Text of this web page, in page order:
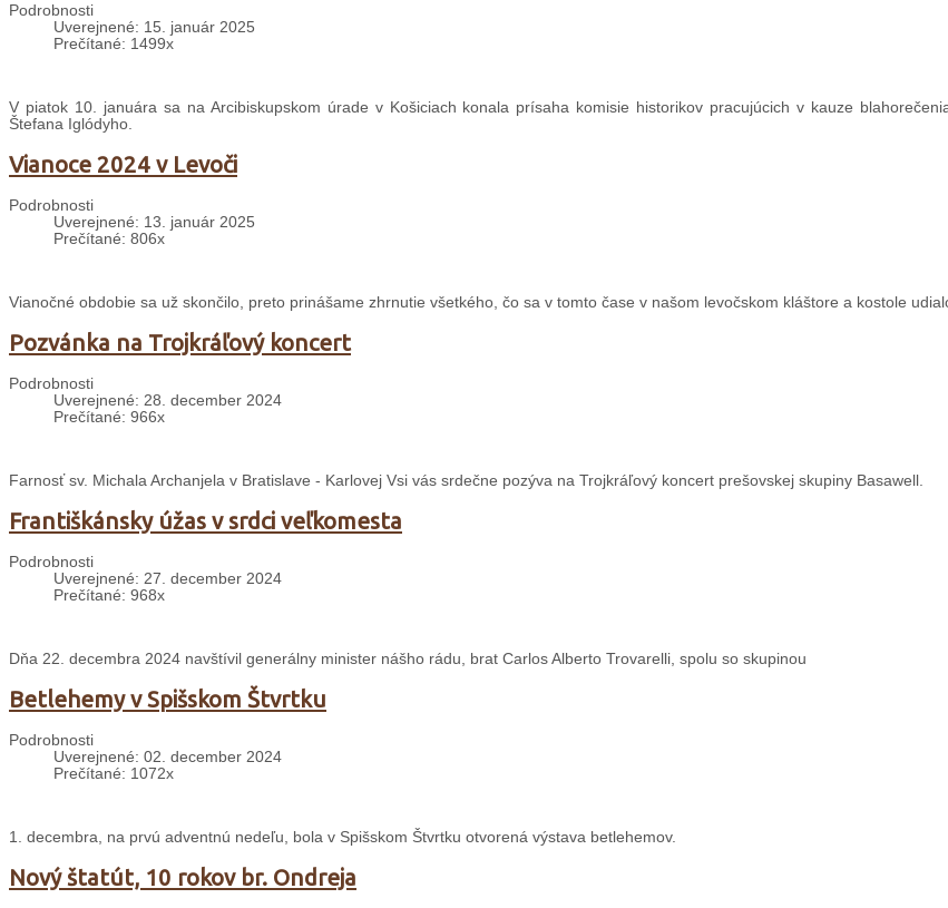
Podrobnosti
Uverejnené: 15. január 2025
Prečítané: 1499x
V piatok 10. januára sa na Arcibiskupskom úrade v Košiciach konala prísaha komisie historikov pracujúcich v kauze
Štefana Iglódyho.
Vianoce 2024 v Levoči
Podrobnosti
Uverejnené: 13. január 2025
Prečítané: 806x
Vianočné obdobie sa už skončilo, preto prinášame zhrnutie všetkého, čo sa v tomto čase v našom levočskom kláštore a kostole
Pozvánka na Trojkráľový koncert
Podrobnosti
Uverejnené: 28. december 2024
Prečítané: 966x
Farnosť sv. Michala Archanjela v Bratislave - Karlovej Vsi vás srdečne pozýva na Trojkráľový koncert prešovskej skupiny Basawell.
Františkánsky úžas v srdci veľkomesta
Podrobnosti
Uverejnené: 27. december 2024
Prečítané: 968x
Dňa 22. decembra 2024 navštívil generálny minister nášho rádu, brat Carlos Alberto Trovarelli, spolu so skupinou
Betlehemy v Spišskom Štvrtku
Podrobnosti
Uverejnené: 02. december 2024
Prečítané: 1072x
1. decembra, na prvú adventnú nedeľu, bola v Spišskom Štvrtku otvorená výstava betlehemov.
Nový štatút, 10 rokov br. Ondreja